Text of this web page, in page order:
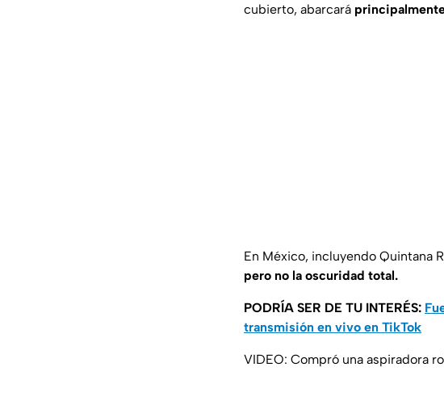
cubierto, abarcará
En México, incluyendo Quintana
pero no la oscuridad total.
PODRÍA SER DE TU INTERÉS:
transmisión en vivo en TikTok
VIDEO: Compró una aspiradora